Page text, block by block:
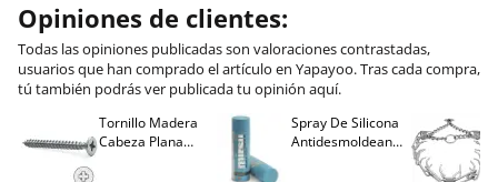
Opiniones de clientes:
Todas las opiniones publicadas son valoraciones contrastadas,
usuarios que han comprado el artículo en Yapayoo. Tras cada compra,
tú también podrás ver publicada tu opinión aquí.
Tornillo Madera
Cabeza Plana
Spray De Silicona
Antidesmoldeante